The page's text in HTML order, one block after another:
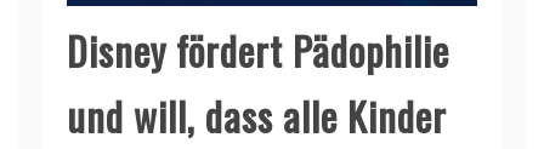
Disney fördert Pädophilie
und will, dass alle Kinder